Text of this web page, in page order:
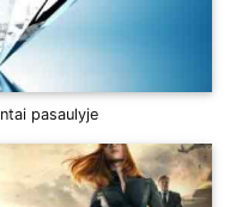
pasaulyje